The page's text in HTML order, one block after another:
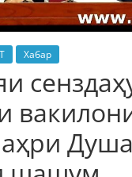
Хабар